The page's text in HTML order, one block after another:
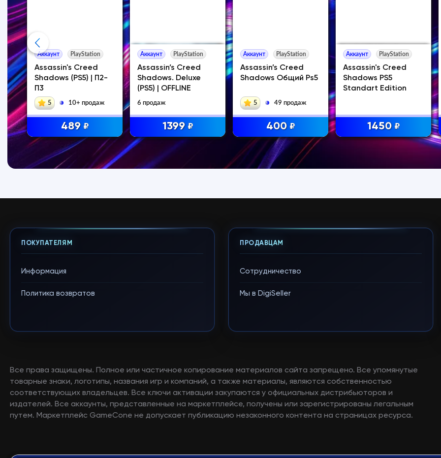
+
Аккаунт PlayStation
Assassin's Creed
Shadows (PS5) | П2-
П3
5 10+ продаж
489 ₽
Аккаунт PlayStation
Assassin’s Creed
Shadows. Deluxe
(PS5) | OFFLINE
6 продаж
1399 ₽
Аккаунт PlayStation
Assassin’s Creed
Shadows Общий Ps5
5 49 продаж
400 ₽
Аккаунт PlayStation
Assassin's Creed
Shadows PS5
Standart Edition
1450 ₽
ПОКУПАТЕЛЯМ
Информация
Политика возвратов
ПРОДАВЦАМ
Сотрудничество
Мы в DigiSeller
Все права защищены. Полное или частичное копирование материалов сайта запрещено. Все упомянутые
товарные знаки, логотипы, названия игр и компаний, а также материалы, являются собственностью
соответствующих владельцев. Все ключи активации закупаются у официальных дистрибьюторов и
издателей. Все аккаунты, представленные на маркетплейсе, получены или зарегистрированы легальным
путем. Маркетплейс GameCone не допускает публикацию незаконного контента на страницах ресурса.